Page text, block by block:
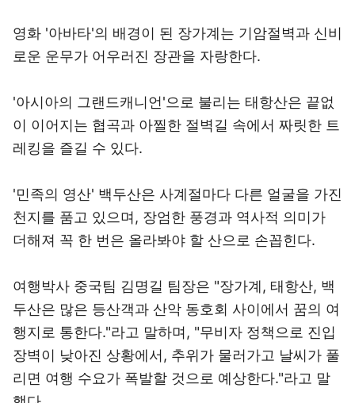
영화 '아바타'의 배경이 된 장가계는 기암절벽과 신비
로운 운무가 어우러진 장관을 자랑한다.
'아시아의 그랜드캐니언'으로 불리는 태항산은 끝없
이 이어지는 협곡과 아찔한 절벽길 속에서 짜릿한 트
레킹을 즐길 수 있다.
'민족의 영산' 백두산은 사계절마다 다른 얼굴을 가진
천지를 품고 있으며, 장엄한 풍경과 역사적 의미가
더해져 꼭 한 번은 올라봐야 할 산으로 손꼽힌다.
여행박사 중국팀 김명길 팀장은 "장가계, 태항산, 백
두산은 많은 등산객과 산악 동호회 사이에서 꿈의 여
행지로 통한다."라고 말하며, "무비자 정책으로 진입
장벽이 낮아진 상황에서, 추위가 물러가고 날씨가 풀
리면 여행 수요가 폭발할 것으로 예상한다."라고 말